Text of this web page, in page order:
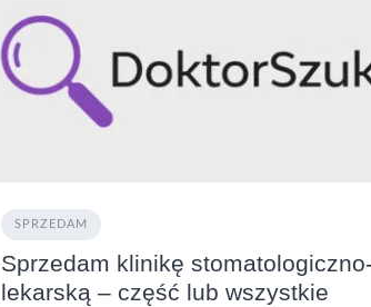
SPRZEDAM
Sprzedam klinikę stomatologiczno-
lekarską – część lub wszystkie